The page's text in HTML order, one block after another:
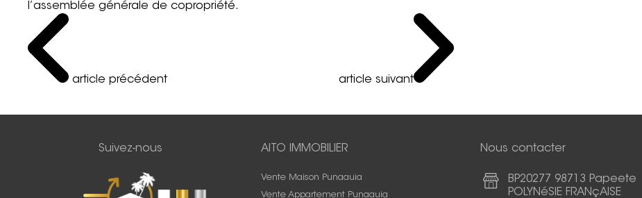
l’assemblée générale de copropriété.
article précédent article suivant
Suivez-nous AITO IMMOBILIER
Vente Maison Punaauia
Vente Appartement Punaauia
Nous contacter
BP20277 98713 Papeete
POLYNéSIE FRANçAISE